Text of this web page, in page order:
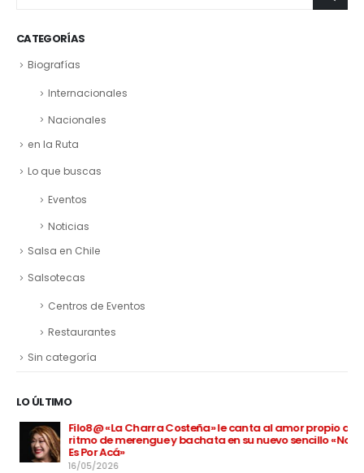
CATEGORÍAS
Biografías
Internacionales
Nacionales
en la Ruta
Lo que buscas
Eventos
Noticias
Salsa en Chile
Salsotecas
Centros de Eventos
Restaurantes
Sin categoría
LO ÚLTIMO
Filo8@ «La Charra Costeña» le canta al amor propio a
ritmo de merengue y bachata en su nuevo sencillo «No
Es Por Acá»
16/05/2026